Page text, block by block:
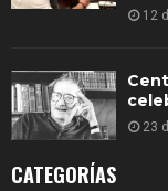
12
23
CATEGORÍAS